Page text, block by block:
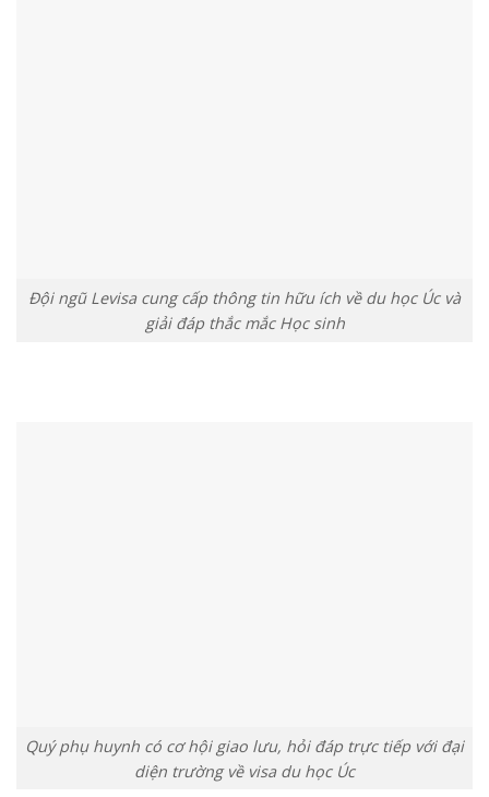
Đội ngũ Levisa cung cấp thông tin hữu ích về du học Úc và
giải đáp thắc mắc Học sinh
Quý phụ huynh có cơ hội giao lưu, hỏi đáp trực tiếp với đại
diện trường về visa du học Úc